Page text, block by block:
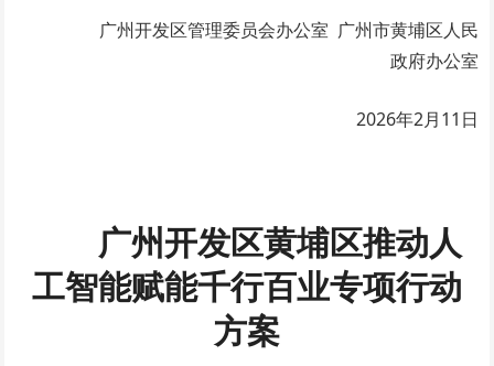
广州开发区管理委员会办公室 广州市黄埔区人民
政府办公室
2026年2月11日
广州开发区黄埔区推动人
工智能赋能千行百业专项行动
方案